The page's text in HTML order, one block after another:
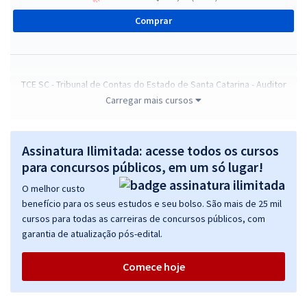
Comprar
TCE SC - Tribunal de Contas do Estado de Santa Catarina - Auditor
Fiscal de Controle Externo - Ciências da Computação, Sistemas de
R$ 632,64à vista
ou 12x de R$52,72
Economize R$ 158,16 (-20%)
Comprar
TCE SC - Tribunal de Contas do Estado de Santa Catarina -
Conhecimentos Específicos para o cargo de Auditor Fiscal de
Controle Externo - Administração
Carregar mais cursos
Assinatura Ilimitada: acesse todos os cursos
para concursos públicos, em um só lugar!
O melhor custo
benefício para os seus estudos e seu bolso. São mais de 25 mil
cursos para todas as carreiras de concursos públicos, com
garantia de atualização pós-edital.
Comece hoje